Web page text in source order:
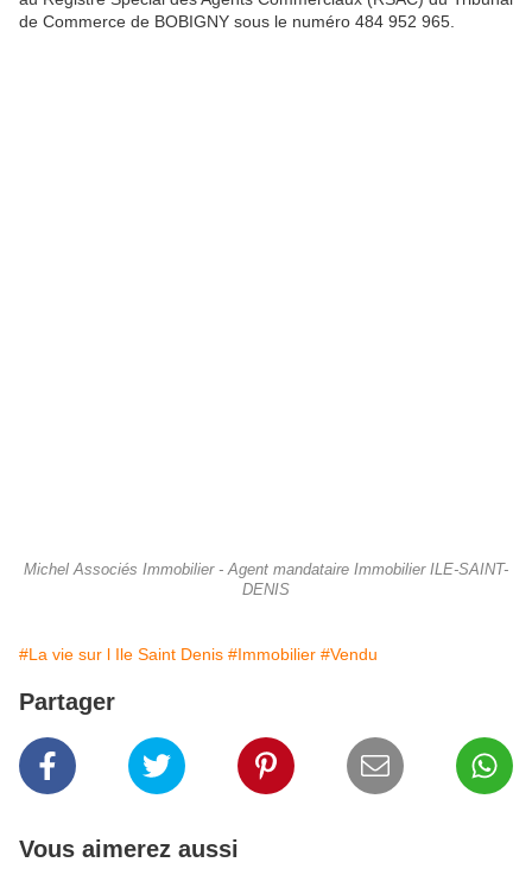
de Commerce de BOBIGNY sous le numéro 484 952 965.
Michel Associés Immobilier - Agent mandataire Immobilier ILE-SAINT-
DENIS
#La vie sur l Ile Saint Denis #Immobilier #Vendu
Partager
Vous aimerez aussi